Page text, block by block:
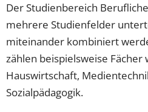
Der Studienbereich
mehrere Studienfelder
miteinander kombiniert
zählen beispielsweise
Hauswirtschaft,
Sozialpädagogik.